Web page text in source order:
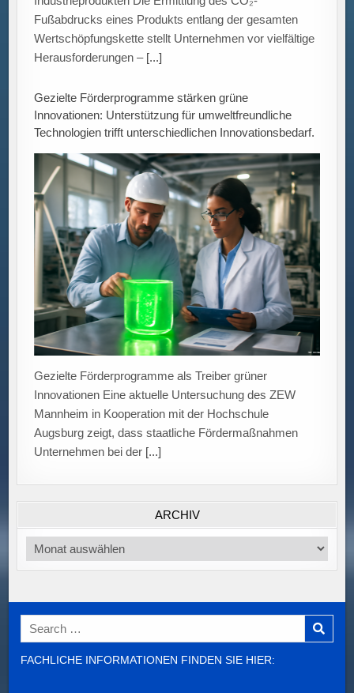
Gezielte Förderprogramme als Treiber grüner
Mannheim in Kooperation mit der Hochschule
Augsburg zeigt, dass staatliche Fördermaßnahmen
Unternehmen bei der[...]
ARCHIV
Archiv
Search
for:
FACHLICHE INFORMATIONEN FINDEN SIE HIER: